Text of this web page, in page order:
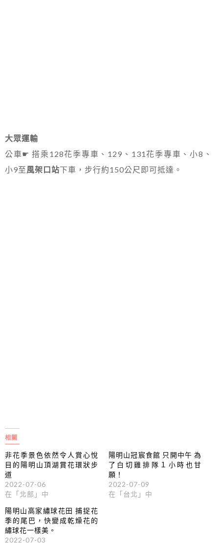
大眾運輸
公車☛ 搭乘128花季專車、129、131花季專車、小8、
小9至風架口站下車，步行約150公尺即可抵達。
相關
非花季景色依然令人賞心悅
目的陽明山頂湖賞花環狀步
道
2022-07-06
在「北部」中
陽明山冠宸食館 只開中午 為
了白切雞排隊１小時也甘
願！
2022-07-09
在「台北」中
陽明山高家繡球花田 捕捉花
季的尾巴，快變成乾燥花的
繡球花一樣美。
2022-07-03